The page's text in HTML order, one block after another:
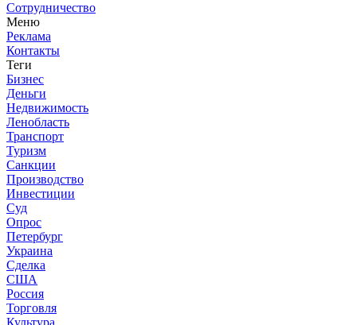
Сотрудничество
Меню
Реклама
Контакты
Теги
Бизнес
Деньги
Недвижимость
Ленобласть
Транспорт
Туризм
Санкции
Производство
Инвестиции
Суд
Опрос
Петербург
Украина
Сделка
США
Россия
Торговля
Культура